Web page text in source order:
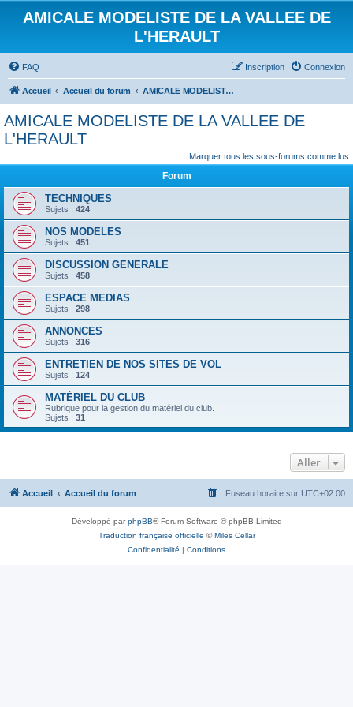
AMICALE MODELISTE DE LA VALLEE DE
L'HERAULT
FAQ Connexion
Inscription
Accueil Accueil du forum AMICALE MODELISTE DE LA VALLEE DE L'HERAULT
AMICALE MODELISTE DE LA VALLEE DE
L'HERAULT
Marquer tous les sous-forums comme lus
Forum
TECHNIQUES
Sujets : 424
NOS MODELES
Sujets : 451
DISCUSSION GENERALE
Sujets : 458
ESPACE MEDIAS
Sujets : 298
ANNONCES
Sujets : 316
ENTRETIEN DE NOS SITES DE VOL
Sujets : 124
MATÉRIEL DU CLUB
Rubrique pour la gestion du matériel du club.
Sujets : 31
Aller
Accueil Accueil du forum Fuseau horaire sur UTC+02:00
Développé parphpBB® Forum Software © phpBB Limited
Traduction française officielle ©Miles Cellar
Confidentialité | Conditions